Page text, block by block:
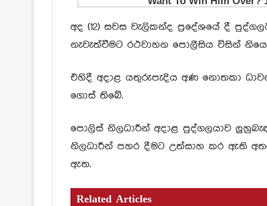
අද (12) සවස වැලිකන්ද ප්‍රදේශයේ දී
නැවැත්වීමට රථවාහන පොලීසිය විසින්
එහිදී අදාළ යතුරුපැදිය අණ නොතකා
ගොස් තිබේ.
පොලිස් නිලධාරීන් අදාළ පුද්ගලයාව
නිලධාරීන් පහර දීමට උත්සාහ කර ඇති
ඇත.
Related Articles